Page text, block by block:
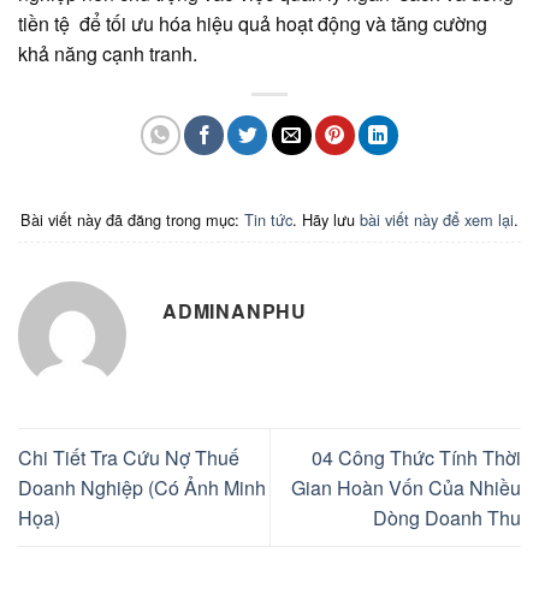
tiền tệ để tối ưu hóa hiệu quả hoạt động và tăng cường
khả năng cạnh tranh.
Bài viết này đã đăng trong mục: Tin tức. Hãy lưu bài viết này để xem lại.
ADMINANPHU
Chi Tiết Tra Cứu Nợ Thuế
Doanh Nghiệp (Có Ảnh Minh
Họa)
04 Công Thức Tính Thời
Gian Hoàn Vốn Của Nhiều
Dòng Doanh Thu